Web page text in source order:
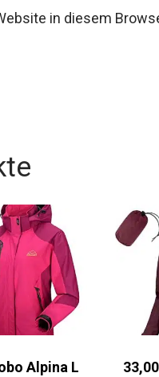
in diesem
Alpina L